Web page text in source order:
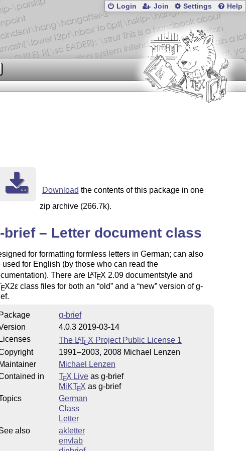
Login Join Settings Help
Download the contents of this package in one
zip archive (266.7k).
brief – Letter document class
for formatting formless letters in German; can also
used for English (by those who can read the
There are LATEX 2.09 documentstyle and
EX2εclass files for both an old and a new version of g-
Package
g-brief
4.0.3 2019-03-14
Licenses
The LATEX Project Public License 1
1991–2003, 2008 Michael Lenzen
Maintainer
Michael Lenzen
in
TEX Liveas g-brief
MiKTEX as g-brief
German
Class
Letter
also
akletter
envlab